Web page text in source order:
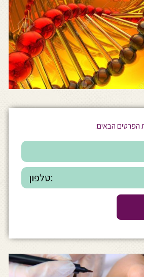
הפרטים הבאים: